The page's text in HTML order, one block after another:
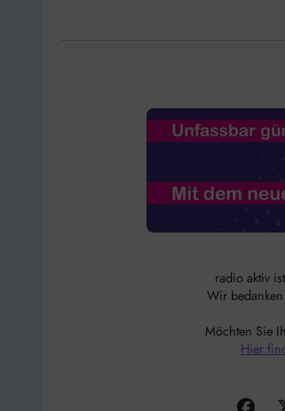
radio aktiv
Wir
Möchten Sie
Hier